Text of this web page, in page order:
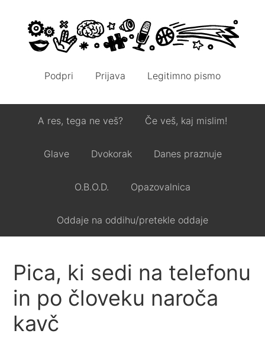
Podpri Prijava Legitimno pismo
A res, tega ne veš? Če veš, kaj mislim!
Glave Dvokorak Danes praznuje
O.B.O.D. Opazovalnica
Oddaje na oddihu/pretekle oddaje
Pica, ki sedi na telefonu
in po človeku naroča
kavč